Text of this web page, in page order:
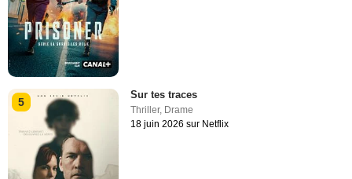
5
Sur tes traces
Thriller, Drame
18 juin 2026 sur Netflix